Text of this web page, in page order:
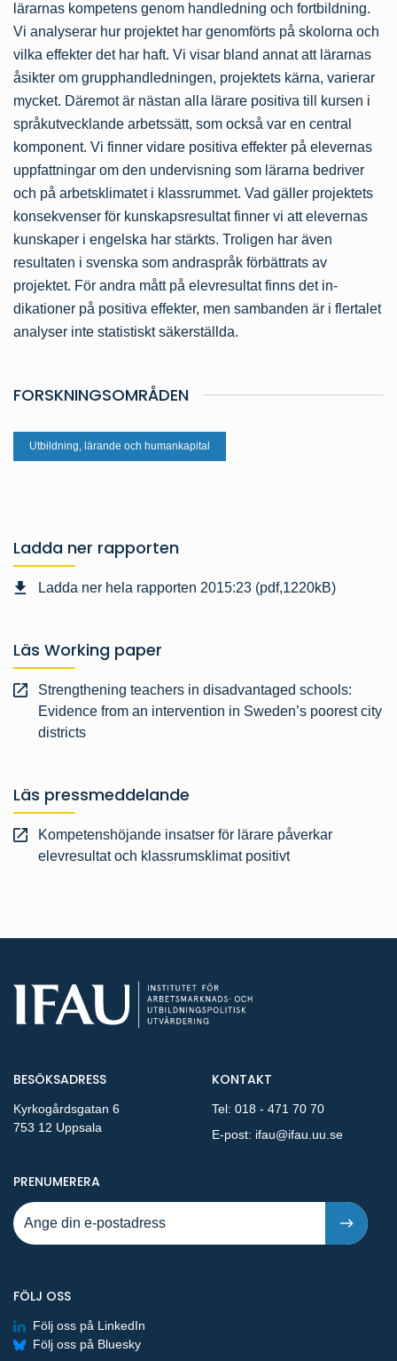
lärarnas kompetens genom handledning och fortbildning.
Vi analyserar hur projektet har genomförts på skolorna och
vilka effekter det har haft. Vi visar bland annat att lärarnas
åsikter om grupp­hand­ledningen, pro­jektets kärna, varierar
mycket. Där­emot är nästan alla lärare positiva till kursen i
språk­utvecklande arbetssätt, som också var en central
komponent. Vi finner vidare positiva effekter på elevernas
uppfattningar om den undervisning som lärarna bedriver
och på arbets­klimatet i klassrummet. Vad gäller projektets
konsekvenser för kunskaps­resultat finner vi att elevernas
kunskaper i engelska har stärkts. Troligen har även
resultaten i svenska som andraspråk förbättrats av
projektet. För andra mått på elevresultat finns det in­
dikationer på positiva effekter, men sambanden är i flertalet
analyser inte statis­tiskt säkerställda.
FORSKNINGSOMRÅDEN
Utbildning, lärande och humankapital
Ladda ner rapporten
Ladda ner hela rapporten 2015:23 (pdf,1220kB)
Läs Working paper
Strengthening teachers in disadvantaged schools:
Evidence from an intervention in Sweden’s poorest city
districts
Läs pressmeddelande
Kompetenshöjande insatser för lärare påverkar
elevresultat och klassrumsklimat positivt
BESÖKSADRESS
Kyrkogårdsgatan 6
753 12 Uppsala
KONTAKT
Tel: 018 - 471 70 70
E-post: ifau@ifau.uu.se
PRENUMERERAPÅ NYA PUBLIKATIONER OCH
FÖLJ OSS
Följ oss på LinkedIn
Följ oss på Bluesky